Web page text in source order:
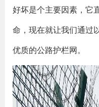
好坏是个主要因素，它
命，现在就让我们通过
优质的公路护栏网。